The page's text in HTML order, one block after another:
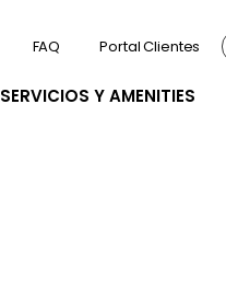
SERVICIOS Y AMENITIES
FAQ Portal Clientes